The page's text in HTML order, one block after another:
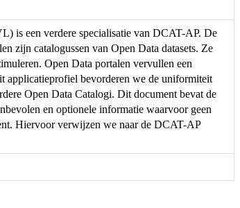
is een verdere specialisatie van DCAT-AP. De
zijn catalogussen van Open Data datasets. Ze
Open Data portalen vervullen een
applicatieprofiel bevorderen we de uniformiteit
Open Data Catalogi. Dit document bevat de
en optionele informatie waarvoor geen
Hiervoor verwijzen we naar de DCAT-AP